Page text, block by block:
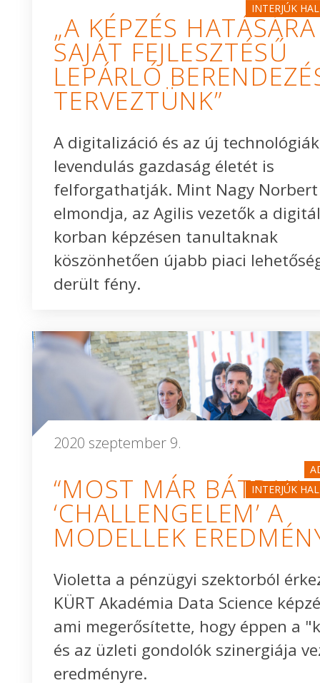
INTERJÚK
„A KÉPZÉS HATÁSÁRA
SAJÁT FEJLESZTÉSŰ
LEPÁRLÓ
TERVEZTÜNK”
A digitalizáció és az új
levendulás gazdaság életét is
felforgathatják. Mint Nagy Norbert
elmondja, az Agilis vezetők a
korban képzésen tanultaknak
köszönhetően újabb piaci
derült fény.
INTERJÚK
2020 szeptember 9.
“MOST MÁR BÁTRAN
‘CHALLENGELEM’ A
MODELLEK
Violetta a pénzügyi szektorból
KÜRT Akadémia Data Science
ami megerősítette, hogy éppen a
és az üzleti gondolók szinergiája
eredményre.